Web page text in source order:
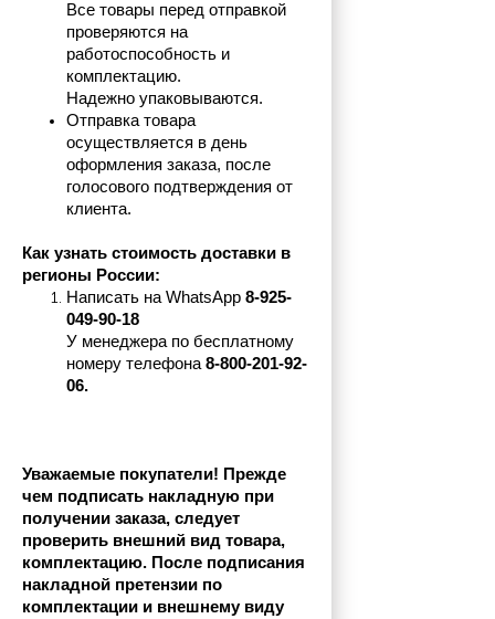
Все товары перед отправкой
проверяются на
работоспособность и
комплектацию.
Надежно упаковываются.
Отправка товара
осуществляется в день
оформления заказа, после
голосового подтверждения от
клиента.
Как узнать стоимость доставки в
регионы России:
Написать на WhatsApp 8-925-
049-90-18
У менеджера по бесплатному
номеру телефона 8-800-201-92-
06.
Уважаемые покупатели! Прежде
чем подписать накладную при
получении заказа, следует
проверить внешний вид товара,
комплектацию. После подписания
накладной претензии по
комплектации и внешнему виду